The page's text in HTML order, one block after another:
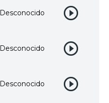
Desconocido
Desconocido
Desconocido